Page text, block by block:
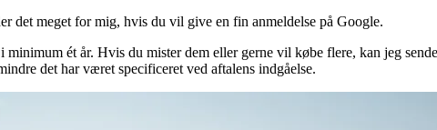
det meget for mig, hvis du vil give en fin anmeldelse på Google.
minimum ét år. Hvis du mister dem eller gerne vil købe flere, kan jeg
det har været specificeret ved aftalens indgåelse.